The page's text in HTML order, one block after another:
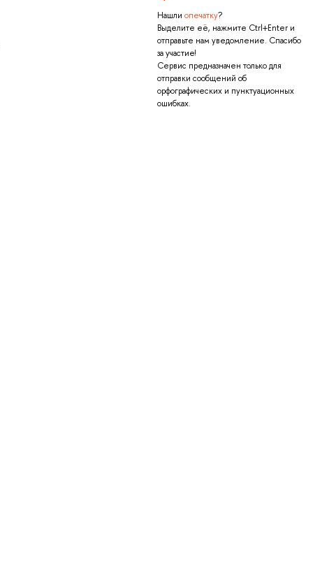
Нашли опечатку?
Выделите её, нажмите Ctrl+Enter и
отправьте нам уведомление. Спасибо
за участие!
Сервис предназначен только для
отправки сообщений об
орфографических и пунктуационных
ошибках.